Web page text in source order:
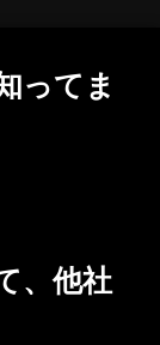
ってま
、他社